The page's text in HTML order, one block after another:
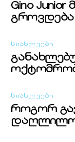
Gino
გროვდება
ᲡᲘᲐᲮᲚᲔᲔᲑᲘ
ᲡᲘᲐᲮᲚᲔᲔᲑᲘ
როგორ